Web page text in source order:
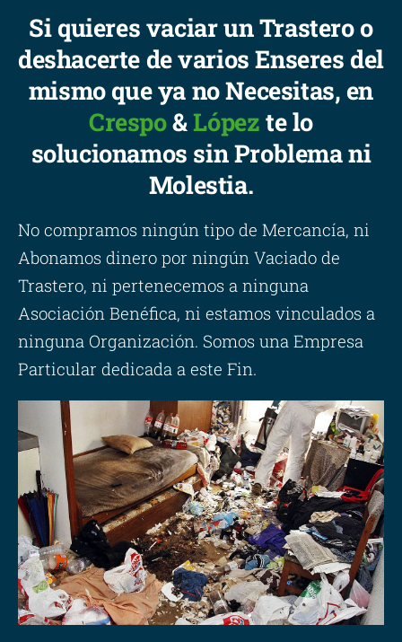
Si quieres vaciar un Trastero o
deshacerte de varios Enseres del
mismo que ya no Necesitas, en
Crespo&Lópezte lo
solucionamos sin Problema ni
Molestia.
No compramos ningún tipo de Mercancía, ni
Abonamos dinero por ningún Vaciado de
Trastero, ni pertenecemos a ninguna
Asociación Benéfica, ni estamos vinculados a
ninguna Organización. Somos una Empresa
Particular dedicada a este Fin.